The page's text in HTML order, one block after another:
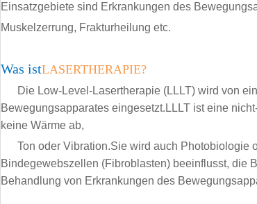
Einsatzgebiete sind Erkrankungen des
Muskelzerrung, Frakturheilung etc.
Was istLASERTHERAPIE?
Die Low-Level-Lasertherapie (LLLT) wird von
Bewegungsapparates eingesetzt.LLLT ist eine
keine Wärme ab,
Ton oder Vibration.Sie wird auch Photobiologie
Bindegewebszellen (Fibroblasten) beeinflusst, die
Behandlung von Erkrankungen des
.